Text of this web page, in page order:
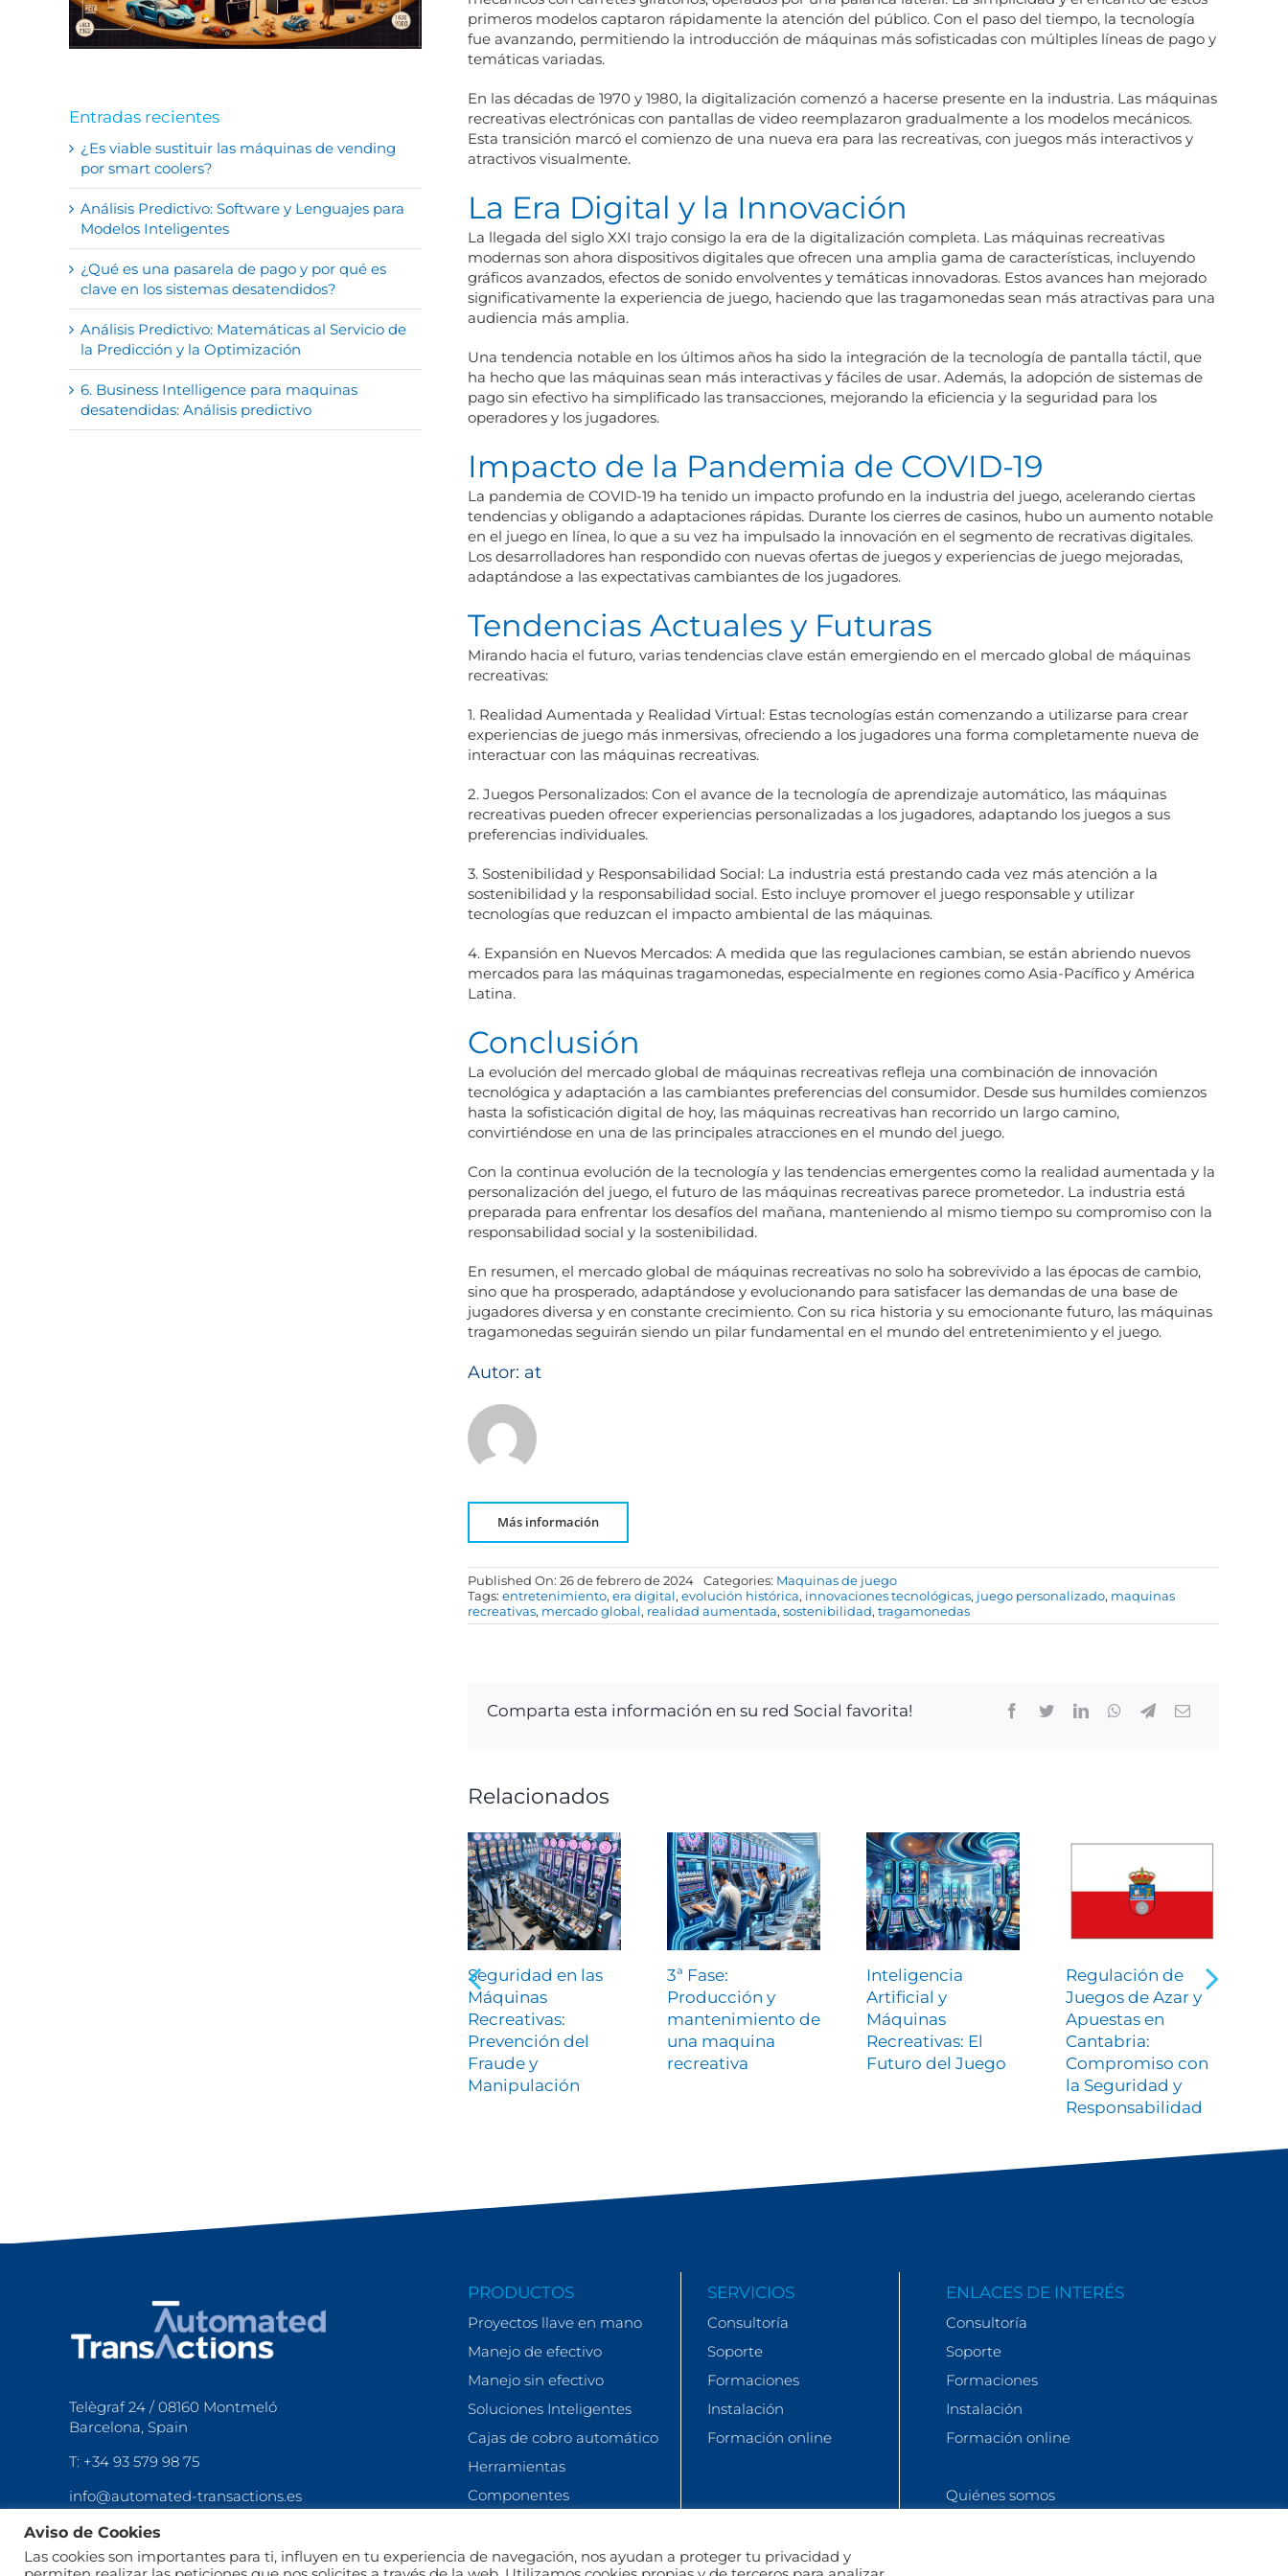
Entradas recientes
¿Es viable sustituir las máquinas de vending
por smart coolers?
Análisis Predictivo: Software y Lenguajes para
Modelos Inteligentes
¿Qué es una pasarela de pago y por qué es
clave en los sistemas desatendidos?
Análisis Predictivo: Matemáticas al Servicio de
la Predicción y la Optimización
6. Business Intelligence para maquinas
desatendidas: Análisis predictivo
primeros modelos captaron rápidamente la atención del público. Con el paso del tiempo, la tecnología
fue avanzando, permitiendo la introducción de máquinas más sofisticadas con múltiples líneas de pago y
temáticas variadas.
En las décadas de 1970 y 1980, la digitalización comenzó a hacerse presente en la industria. Las máquinas
recreativas electrónicas con pantallas de video reemplazaron gradualmente a los modelos mecánicos.
Esta transición marcó el comienzo de una nueva era para las recreativas, con juegos más interactivos y
atractivos visualmente.
La Era Digital y la Innovación
La llegada del siglo XXI trajo consigo la era de la digitalización completa. Las máquinas recreativas
modernas son ahora dispositivos digitales que ofrecen una amplia gama de características, incluyendo
gráficos avanzados, efectos de sonido envolventes y temáticas innovadoras. Estos avances han mejorado
significativamente la experiencia de juego, haciendo que las tragamonedas sean más atractivas para una
audiencia más amplia.
Una tendencia notable en los últimos años ha sido la integración de la tecnología de pantalla táctil, que
ha hecho que las máquinas sean más interactivas y fáciles de usar. Además, la adopción de sistemas de
pago sin efectivo ha simplificado las transacciones, mejorando la eficiencia y la seguridad para los
operadores y los jugadores.
Impacto de la Pandemia de COVID-19
La pandemia de COVID-19 ha tenido un impacto profundo en la industria del juego, acelerando ciertas
tendencias y obligando a adaptaciones rápidas. Durante los cierres de casinos, hubo un aumento notable
en el juego en línea, lo que a su vez ha impulsado la innovación en el segmento de recrativas digitales.
Los desarrolladores han respondido con nuevas ofertas de juegos y experiencias de juego mejoradas,
adaptándose a las expectativas cambiantes de los jugadores.
Tendencias Actuales y Futuras
Mirando hacia el futuro, varias tendencias clave están emergiendo en el mercado global de máquinas
recreativas:
1. Realidad Aumentada y Realidad Virtual: Estas tecnologías están comenzando a utilizarse para crear
experiencias de juego más inmersivas, ofreciendo a los jugadores una forma completamente nueva de
interactuar con las máquinas recreativas.
2. Juegos Personalizados: Con el avance de la tecnología de aprendizaje automático, las máquinas
recreativas pueden ofrecer experiencias personalizadas a los jugadores, adaptando los juegos a sus
preferencias individuales.
3. Sostenibilidad y Responsabilidad Social: La industria está prestando cada vez más atención a la
sostenibilidad y la responsabilidad social. Esto incluye promover el juego responsable y utilizar
tecnologías que reduzcan el impacto ambiental de las máquinas.
4. Expansión en Nuevos Mercados: A medida que las regulaciones cambian, se están abriendo nuevos
mercados para las máquinas tragamonedas, especialmente en regiones como Asia-Pacífico y América
Latina.
Conclusión
La evolución del mercado global de máquinas recreativas refleja una combinación de innovación
tecnológica y adaptación a las cambiantes preferencias del consumidor. Desde sus humildes comienzos
hasta la sofisticación digital de hoy, las máquinas recreativas han recorrido un largo camino,
convirtiéndose en una de las principales atracciones en el mundo del juego.
Con la continua evolución de la tecnología y las tendencias emergentes como la realidad aumentada y la
personalización del juego, el futuro de las máquinas recreativas parece prometedor. La industria está
preparada para enfrentar los desafíos del mañana, manteniendo al mismo tiempo su compromiso con la
responsabilidad social y la sostenibilidad.
En resumen, el mercado global de máquinas recreativas no solo ha sobrevivido a las épocas de cambio,
sino que ha prosperado, adaptándose y evolucionando para satisfacer las demandas de una base de
jugadores diversa y en constante crecimiento. Con su rica historia y su emocionante futuro, las máquinas
tragamonedas seguirán siendo un pilar fundamental en el mundo del entretenimiento y el juego.
Autor: at
Más información
Published On: 26 de febrero de 2024 Categories: Maquinas de juego
Tags: entretenimiento, era digital, evolución histórica, innovaciones tecnológicas, juego personalizado, maquinas
recreativas, mercado global, realidad aumentada, sostenibilidad, tragamonedas
Comparta esta información en su red Social favorita!
Relacionados
Seguridad en las
Máquinas
Recreativas:
Prevención del
Fraude y
Manipulación
3ª Fase:
Producción y
mantenimiento de
una maquina
recreativa
Inteligencia
Artificial y
Máquinas
Recreativas: El
Futuro del Juego
Regulación de
Juegos de Azar y
Apuestas en
Cantabria:
Compromiso con
la Seguridad y
Responsabilidad
Telègraf 24 / 08160 Montmeló
Barcelona, Spain
T: +34 93 579 98 75
info@automated-transactions.es
Visita nuestra
PRODUCTOS
Proyectos llave en mano
Manejo de efectivo
Manejo sin efectivo
Soluciones Inteligentes
Cajas de cobro automático
Herramientas
Componentes
SERVICIOS
Consultoría
Soporte
Formaciones
Instalación
Formación online
ENLACES DE INTERÉS
Consultoría
Soporte
Formaciones
Instalación
Formación online
Quiénes somos
Aviso de Cookies
Las cookies son importantes para ti, influyen en tu experiencia de navegación, nos ayudan a proteger tu privacidad y